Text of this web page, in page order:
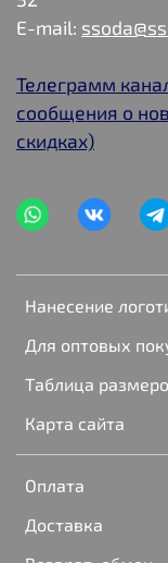
Нанесение
Для оптовых
Таблица
Карта сайта
Оплата
Доставка
E-mail:
Телеграмм
сообщения о
скидках)